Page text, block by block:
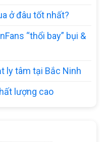
ở đâu tốt nhất?
“thổi bay” bụi &
ly tâm tại Bắc Ninh
lượng cao